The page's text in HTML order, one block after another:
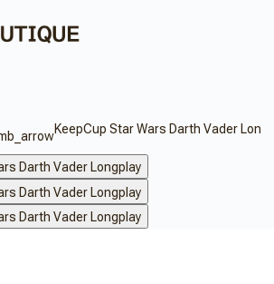
KeepCup Star Wars Darth Vader